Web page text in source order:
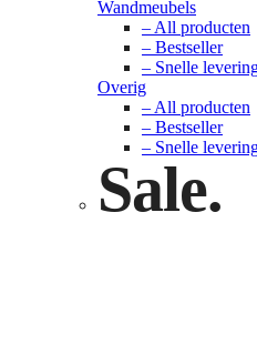
Wandmeubels
– All producten
– Bestseller
– Snelle
Overig
– All producten
– Bestseller
– Snelle
Sale.